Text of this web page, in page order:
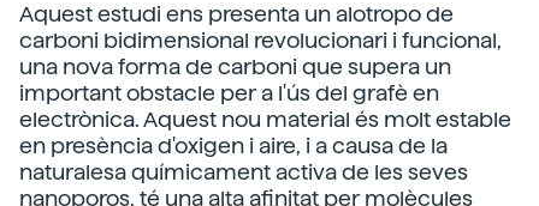
Aquest estudi ens presenta un alotropo de
carboni bidimensional revolucionari i funcional,
una nova forma de carboni que supera un
important obstacle per a l'ús del grafè en
electrònica. Aquest nou material és molt estable
en presència d'oxigen i aire, i a causa de la
naturalesa químicament activa de les seves
nanoporos, té una alta afinitat per molècules